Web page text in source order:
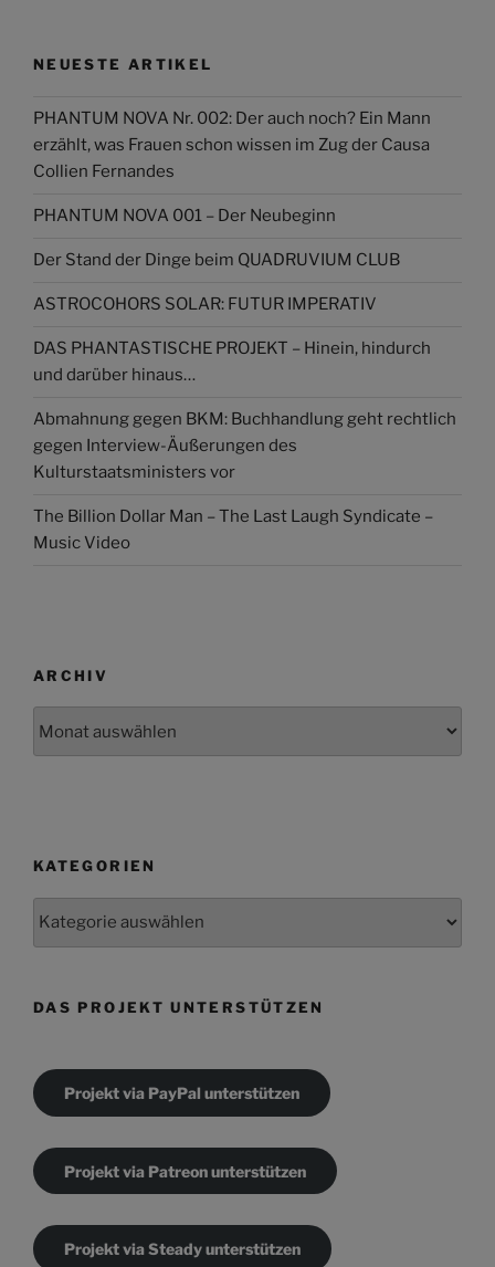
NEUESTE ARTIKEL
PHANTUM NOVA Nr. 002: Der auch noch? Ein Mann
erzählt, was Frauen schon wissen im Zug der Causa
Collien Fernandes
PHANTUM NOVA 001 – Der Neubeginn
Der Stand der Dinge beim QUADRUVIUM CLUB
ASTROCOHORS SOLAR: FUTUR IMPERATIV
DAS PHANTASTISCHE PROJEKT – Hinein, hindurch
und darüber hinaus…
Abmahnung gegen BKM: Buchhandlung geht rechtlich
gegen Interview-Äußerungen des
Kulturstaatsministers vor
The Billion Dollar Man – The Last Laugh Syndicate –
Music Video
ARCHIV
KATEGORIEN
DAS PROJEKT UNTERSTÜTZEN
Projekt via PayPal unterstützen
Projekt via Patreon unterstützen
Projekt via Steady unterstützen